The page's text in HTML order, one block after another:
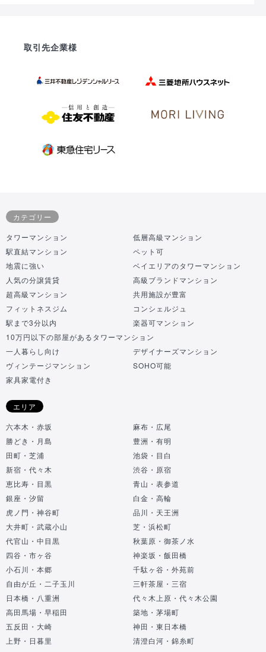
取引先企業様
カテゴリー
タワーマンション
低層高級マンション
駅直結マンション
ペット可
地震に強い
ベイエリアのタワーマンション
人気の分譲賃貸
高級ブランドマンション
超高級マンション
共用施設が豊富
フィットネスジム
コンシェルジュ
駅まで3分以内
楽器可マンション
10万円以下の部屋があるタワーマンション
一人暮らし向け
デザイナーズマンション
ヴィンテージマンション
SOHO可能
家具家電付き
エリア
六本木・赤坂
麻布・広尾
勝どき・月島
豊洲・有明
田町・芝浦
池袋・目白
新宿・代々木
渋谷・原宿
恵比寿・目黒
青山・表参道
銀座・汐留
白金・高輪
虎ノ門・神谷町
品川・天王洲
大井町・武蔵小山
芝・浜松町
代官山・中目黒
秋葉原・御茶ノ水
四谷・市ヶ谷
神楽坂・飯田橋
小石川・本郷
千駄ヶ谷・外苑前
自由が丘・二子玉川
三軒茶屋・三宿
日本橋・八重洲
代々木上原・代々木公園
高田馬場・早稲田
築地・茅場町
五反田・大崎
神田・東日本橋
上野・日暮里
清澄白河・錦糸町